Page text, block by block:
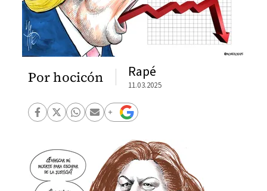
Por hocicón Rapé
11.03.2025